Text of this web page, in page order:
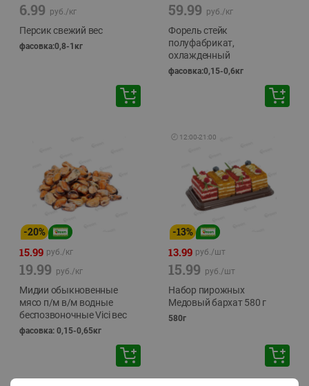
6.99 руб./кг
Персик свежий вес
фасовка:0,8-1кг
59.99 руб./кг
Форель стейк
полуфабрикат,
охлажденный
фасовка:0,15-0,6кг
-20%
15.99 руб./кг
19.99 руб./кг
Мидии обыкновенные
мясо п/м в/м водные
беспозвоночные Vici вес
фасовка: 0,15-0,65кг
🕘 12:00-21:00
-13%
13.99 руб./шт
15.99 руб./шт
Набор пирожных
Медовый бархат 580 г
580г